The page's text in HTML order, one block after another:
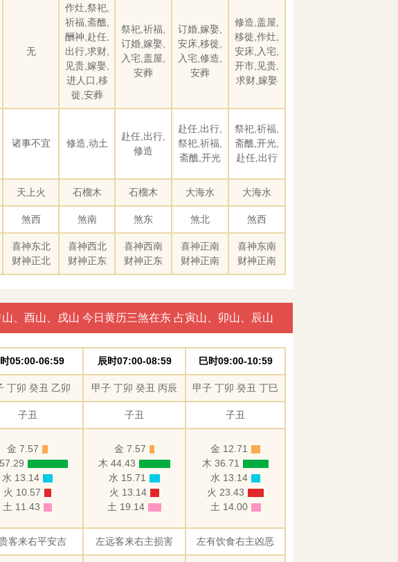
无
作灶,祭祀,
祈福,斋醮,
酬神,赴任,
出行,求财,
见贵,嫁娶,
进人口,移
徙,安葬
祭祀,祈福,
订婚,嫁娶,
入宅,盖屋,
安葬
订婚,嫁娶,
安床,移徙,
入宅,修造,
安葬
修造,盖屋,
移徙,作灶,
安床,入宅,
开市,见贵,
求财,嫁娶
诸事不宜 修造,动土
赴任,出行,
修造
赴任,出行,
祭祀,祈福,
斋醮,开光
祭祀,祈福,
斋醮,开光,
赴任,出行
天上火 石榴木 石榴木 大海水 大海水
煞西 煞南 煞东 煞北 煞西
喜神东北
财神正北
喜神西北
财神正东
喜神西南
财神正东
喜神正南
财神正南
喜神东南
财神正南
、酉山、戌山 今日黄历三煞在东 占寅山、卯山、辰山
05:00-06:59 辰时07:00-08:59 巳时09:00-10:59
丁卯 癸丑 乙卯 甲子 丁卯 癸丑 丙辰 甲子 丁卯 癸丑 丁巳
子丑 子丑 子丑
金 7.57
水 13.14
火 10.57
土 11.43
金 7.57
木 44.43
水 15.71
火 13.14
土 19.14
金 12.71
木 36.71
水 13.14
火 23.43
土 14.00
客来右平安吉 左远客来右主损害 左有饮食右主凶恶